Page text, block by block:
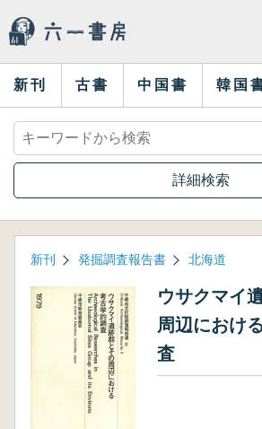
新刊 古書 中国書 韓国
詳細検索
新刊 発掘調査報告書 北海道
ウサクマイ
周辺におけ
査